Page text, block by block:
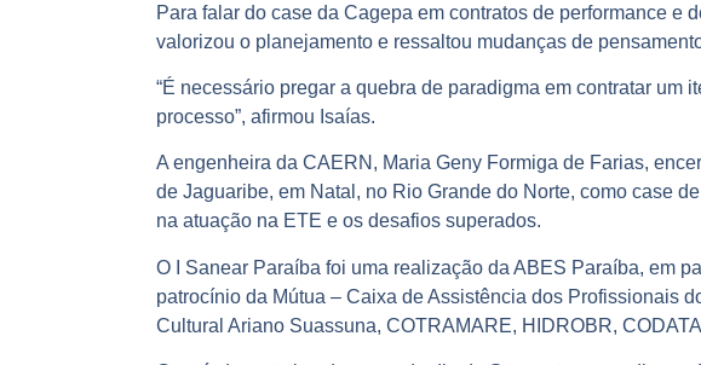
Para falar do case da Cagepa em contratos de performance
valorizou o planejamento e ressaltou mudanças de
“É necessário pregar a quebra de paradigma em contratar
processo”, afirmou Isaías.
A engenheira da CAERN, Maria Geny Formiga de Farias,
de Jaguaribe, em Natal, no Rio Grande do Norte, como case
na atuação na ETE e os desafios superados.
O I Sanear Paraíba foi uma realização da ABES Paraíba, em
patrocínio da Mútua – Caixa de Assistência dos Profissionais
Cultural Ariano Suassuna, COTRAMARE, HIDROBR,